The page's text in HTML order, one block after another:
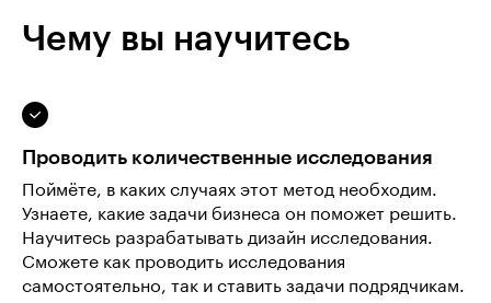
Чему вы научитесь
Проводить количественные исследования
Поймёте, в каких случаях этот метод необходим.
Узнаете, какие задачи бизнеса он поможет решить.
Научитесь разрабатывать дизайн исследования.
Сможете как проводить исследования
самостоятельно, так и ставить задачи подрядчикам.